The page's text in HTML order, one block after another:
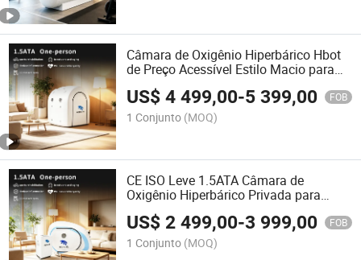
Câmara de Oxigênio Hiperbárico Hbot
de Preço Acessível Estilo Macio para
Uso em Clínica Domiciliar de Uma
Pessoa SPA
US$4 499,00-5 399,00 FOB
1 Conjunto (MOQ)
CE ISO Leve 1.5ATA Câmara de
Oxigênio Hiperbárico Privada para
Reabilitação em Casa Terapia do
Câncer
US$2 499,00-3 999,00 FOB
1 Conjunto (MOQ)